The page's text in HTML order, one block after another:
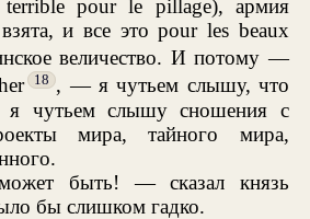
terrible pour le pillage), армия
и все это pour les beaux
величество. И потому —
18 , — я чутьем слышу, что
я чутьем слышу сношения с
мира, тайного мира,
быть! — сказал князь
бы слишком гадко.